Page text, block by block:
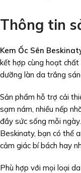
Thông tin
Kem Ốc Sên
kết hợp cùng hoạt
dưỡng làn da trắng
Sản phẩm hỗ trợ cải
sạm nám, nhiều nếp
đầy sức sống mỗi
Beskinaty, bạn có thể
cảm giác bí bách hay
Phù hợp với mọi loại da